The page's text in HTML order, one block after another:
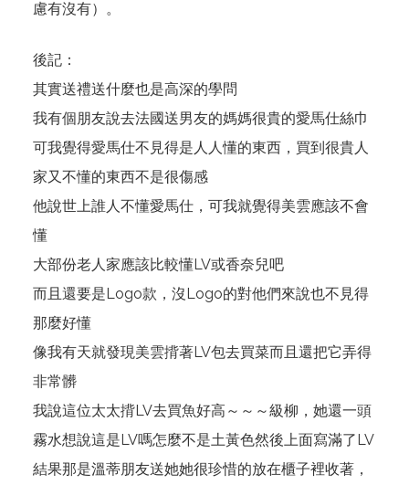
慮有沒有）。
後記：
其實送禮送什麼也是高深的學問
我有個朋友說去法國送男友的媽媽很貴的愛馬仕絲巾
可我覺得愛馬仕不見得是人人懂的東西，買到很貴人
家又不懂的東西不是很傷感
他說世上誰人不懂愛馬仕，可我就覺得美雲應該不會
懂
大部份老人家應該比較懂LV或香奈兒吧
而且還要是Logo款，沒Logo的對他們來說也不見得
那麼好懂
像我有天就發現美雲揹著LV包去買菜而且還把它弄得
非常髒
我說這位太太揹LV去買魚好高～～～級柳，她還一頭
霧水想說這是LV嗎怎麼不是土黃色然後上面寫滿了LV
結果那是溫蒂朋友送她她很珍惜的放在櫃子裡收著，